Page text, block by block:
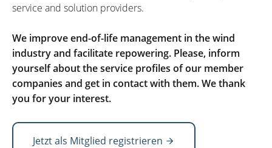
service and solution providers.
We improve end-of-life management in the wind
industry and facilitate repowering. Please, inform
yourself about the service profiles of our member
companies and get in contact with them. We thank
you for your interest.
Jetzt als Mitglied registrieren